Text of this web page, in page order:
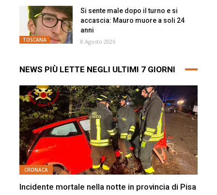
TOSCANA
Si sente male dopo il turno e si
accascia: Mauro muore a soli 24
anni
8 Agosto 2026
NEWS PIÙ LETTE NEGLI ULTIMI 7 GIORNI
CRONACA
Incidente mortale nella notte in provincia di Pisa